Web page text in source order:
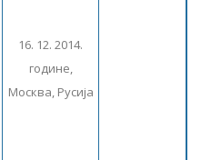
16. 12. 2014.
године,
Москва, Русија